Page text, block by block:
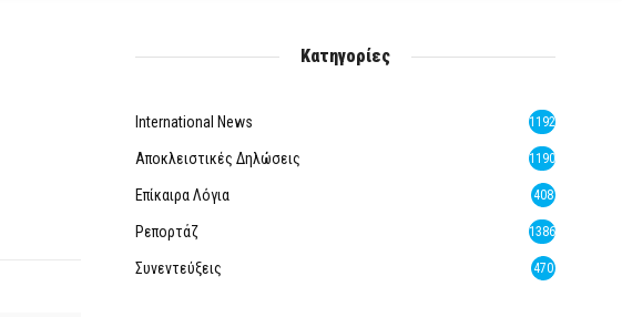
Κατηγορίες
International News 1192
Αποκλειστικές Δηλώσεις 1190
Επίκαιρα Λόγια 408
Ρεπορτάζ 1386
Συνεντεύξεις 470